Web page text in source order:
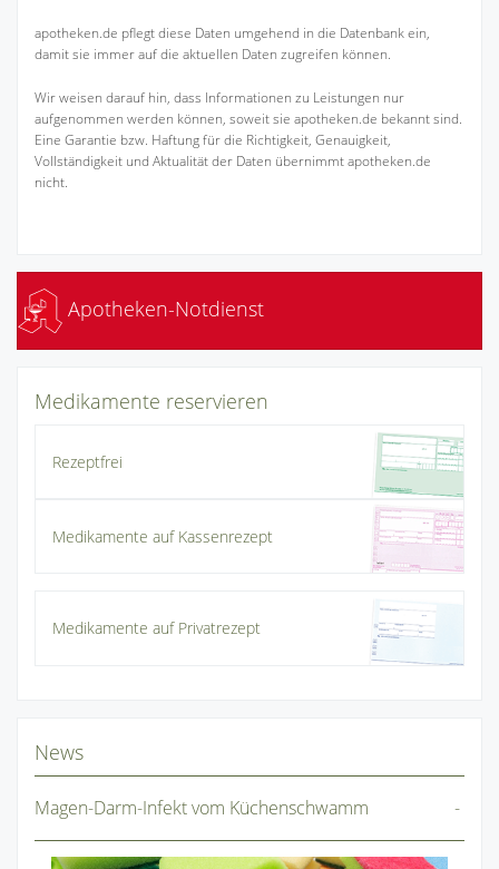
apotheken.de pflegt diese Daten umgehend in die Datenbank ein,
damit sie immer auf die aktuellen Daten zugreifen können.
Wir weisen darauf hin, dass Informationen zu Leistungen nur
aufgenommen werden können, soweit sie apotheken.de bekannt sind.
Eine Garantie bzw. Haftung für die Richtigkeit, Genauigkeit,
Vollständigkeit und Aktualität der Daten übernimmt apotheken.de
nicht.
Apotheken-Notdienst
Medikamente reservieren
Rezeptfrei
Medikamente auf Kassenrezept
Medikamente auf Privatrezept
News
Magen-Darm-Infekt vom Küchenschwamm